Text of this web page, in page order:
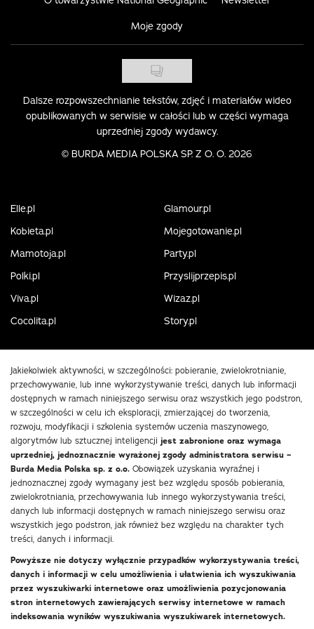
Moje zgody
Dalsze rozpowszechnianie tekstów, zdjęć i materiałów wideo
opublikowanych w serwisie w całości lub w części wymaga
uprzedniej zgody wydawcy.
© BURDA MEDIA POLSKA SP. Z O. O. 2026
Elle.pl
Glamour.pl
Kobieta.pl
Mojegotowanie.pl
Mamotoja.pl
Party.pl
Polki.pl
Przyslijprzepis.pl
Viva.pl
Wizaz.pl
Cocolita.pl
Story.pl
Jakiekolwiek aktywności, w szczególności: pobieranie, zwielokrotnianie,
przechowywanie, lub inne wykorzystywanie treści, danych lub informacji
dostępnych w ramach niniejszego serwisu oraz wszystkich jego podstron,
w szczególności w celu ich eksploracji, zmierzającej do tworzenia,
rozwoju, modyfikacji i szkolenia systemów uczenia maszynowego,
algorytmów lub sztucznej inteligencji jest zabronione oraz wymaga
uprzedniej, jednoznacznie wyrażonej zgody administratora serwisu –
Burda Media Polska sp. z o.o. Obowiązek uzyskania wyraźnej i
jednoznacznej zgody wymagany jest bez względu sposób pobierania,
zwielokrotniania, przechowywania lub innego wykorzystywania treści,
danych lub informacji dostępnych w ramach niniejszego serwisu oraz
wszystkich jego podstron, jak również bez względu na charakter tych
treści, danych i informacji.
Powyższe nie dotyczy wyłącznie przypadków wykorzystywania treści,
danych i informacji w celu umożliwienia i ułatwienia ich wyszukiwania
przez wyszukiwarki internetowe oraz umożliwienia pozycjonowania
stron internetowych zawierających serwisy internetowe w ramach
indeksowania wyników wyszukiwania wyszukiwarek internetowych.